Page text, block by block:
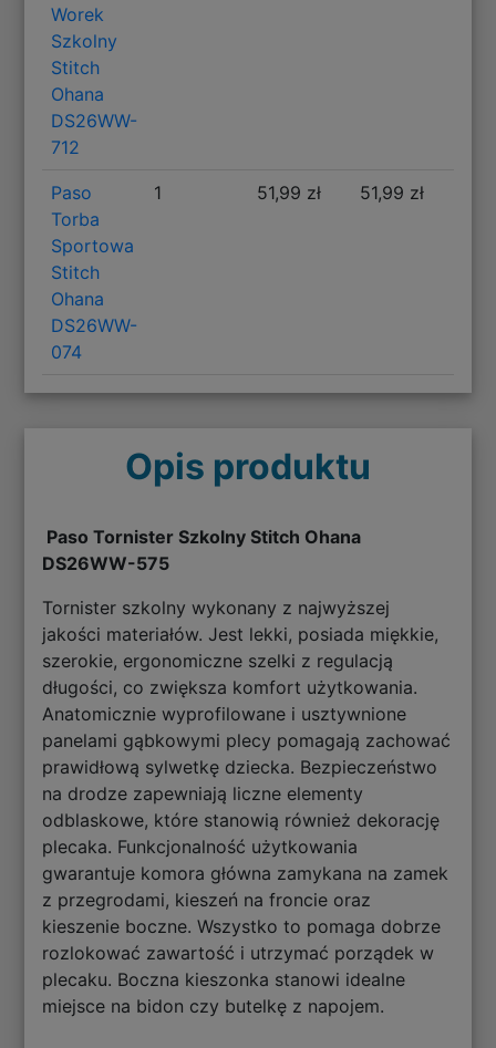
Worek
Szkolny
Stitch
Ohana
DS26WW-
712
Paso
Torba
Sportowa
Stitch
Ohana
DS26WW-
074
1 51,99 zł 51,99 zł
Opis produktu
Paso Tornister Szkolny Stitch Ohana
DS26WW-575
Tornister szkolny wykonany z najwyższej
jakości materiałów. Jest lekki, posiada miękkie,
szerokie, ergonomiczne szelki z regulacją
długości, co zwiększa komfort użytkowania.
Anatomicznie wyprofilowane i usztywnione
panelami gąbkowymi plecy pomagają zachować
prawidłową sylwetkę dziecka. Bezpieczeństwo
na drodze zapewniają liczne elementy
odblaskowe, które stanowią również dekorację
plecaka. Funkcjonalność użytkowania
gwarantuje komora główna zamykana na zamek
z przegrodami, kieszeń na froncie oraz
kieszenie boczne. Wszystko to pomaga dobrze
rozlokować zawartość i utrzymać porządek w
plecaku. Boczna kieszonka stanowi idealne
miejsce na bidon czy butelkę z napojem.